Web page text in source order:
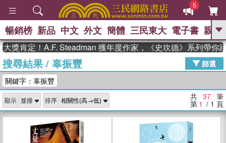
5
GO
高希均教授回憶錄
、 The Odyssey 、 父親節 、 花開錦
李登輝時代 、 數學女孩：黎曼猜想
、
如果歷史是一
群喵 、 臺灣漫遊錄
暢銷榜 新品 中文 外文 簡體 三民東大 電子書 親子
！A.F. Steadman 獲年度作家，《史坎德》系列帶你踏上熱
搜尋結果/ 辜振豐
篩選
關鍵字：辜振豐
顯示 排序 共 37 筆
第 1 / 1 頁